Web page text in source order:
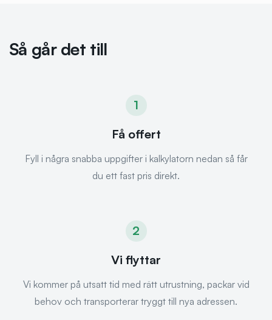
Så går det till
1
Få offert
Fyll i några snabba uppgifter i kalkylatorn nedan så får
du ett fast pris direkt.
2
Vi flyttar
Vi kommer på utsatt tid med rätt utrustning, packar vid
behov och transporterar tryggt till nya adressen.